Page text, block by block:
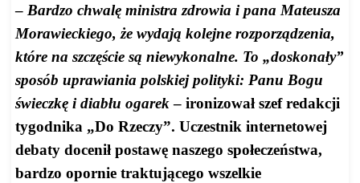
– Bardzo chwalę ministra zdrowia i pana Mateusza
Morawieckiego, że wydają kolejne rozporządzenia,
które na szczęście są niewykonalne. To „doskonały”
sposób uprawiania polskiej polityki: Panu Bogu
świeczkę i diabłu ogarek– ironizował szef redakcji
tygodnika „Do Rzeczy”. Uczestnik internetowej
debaty docenił postawę naszego społeczeństwa,
bardzo opornie traktującego wszelkie